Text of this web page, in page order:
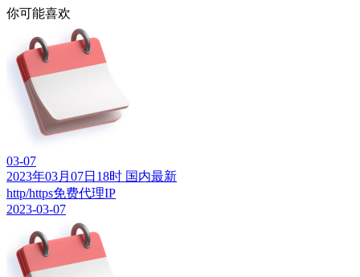
你可能喜欢
03-07
2023年03月07日18时 国内最新
http/https免费代理IP
2023-03-07